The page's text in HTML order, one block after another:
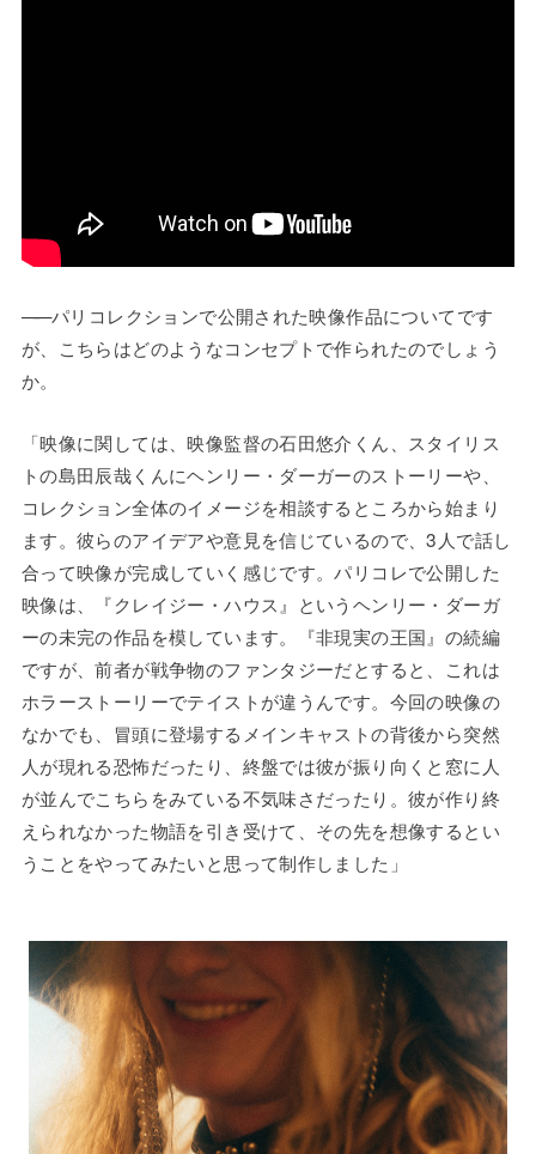
——パリコレクションで公開された映像作品についてです
が、こちらはどのようなコンセプトで作られたのでしょう
か。
「映像に関しては、映像監督の石田悠介くん、スタイリス
トの島田辰哉くんにヘンリー・ダーガーのストーリーや、
コレクション全体のイメージを相談するところから始まり
ます。彼らのアイデアや意見を信じているので、3人で話し
合って映像が完成していく感じです。パリコレで公開した
映像は、『クレイジー・ハウス』というヘンリー・ダーガ
ーの未完の作品を模しています。『非現実の王国』の続編
ですが、前者が戦争物のファンタジーだとすると、これは
ホラーストーリーでテイストが違うんです。今回の映像の
なかでも、冒頭に登場するメインキャストの背後から突然
人が現れる恐怖だったり、終盤では彼が振り向くと窓に人
が並んでこちらをみている不気味さだったり。彼が作り終
えられなかった物語を引き受けて、その先を想像するとい
うことをやってみたいと思って制作しました」